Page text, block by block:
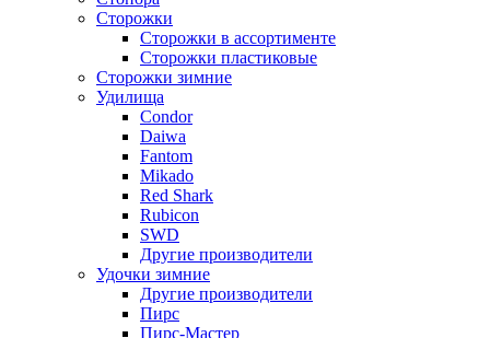
Сторожки
Сторожки в ассортименте
Сторожки пластиковые
Сторожки зимние
Удилища
Condor
Daiwa
Fantom
Mikado
Red Shark
Rubicon
SWD
Другие производители
Удочки зимние
Другие производители
Пирс
Пирс-Мастер